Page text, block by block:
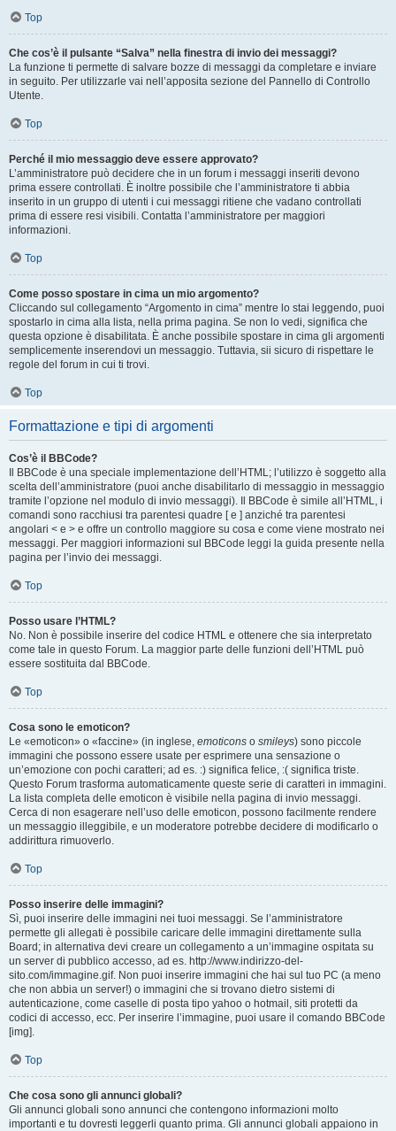
Top
Che cos’è il pulsante “Salva” nella finestra di invio dei messaggi?
La funzione ti permette di salvare bozze di messaggi da completare e inviare
in seguito. Per utilizzarle vai nell’apposita sezione del Pannello di Controllo
Utente.
Top
Perché il mio messaggio deve essere approvato?
L’amministratore può decidere che in un forum i messaggi inseriti devono
prima essere controllati. È inoltre possibile che l’amministratore ti abbia
inserito in un gruppo di utenti i cui messaggi ritiene che vadano controllati
prima di essere resi visibili. Contatta l’amministratore per maggiori
informazioni.
Top
Come posso spostare in cima un mio argomento?
Cliccando sul collegamento “Argomento in cima” mentre lo stai leggendo, puoi
spostarlo in cima alla lista, nella prima pagina. Se non lo vedi, significa che
questa opzione è disabilitata. È anche possibile spostare in cima gli argomenti
semplicemente inserendovi un messaggio. Tuttavia, sii sicuro di rispettare le
regole del forum in cui ti trovi.
Top
Formattazione e tipi di argomenti
Cos’è il BBCode?
Il BBCode è una speciale implementazione dell’HTML; l’utilizzo è soggetto alla
scelta dell’amministratore (puoi anche disabilitarlo di messaggio in messaggio
tramite l’opzione nel modulo di invio messaggi). Il BBCode è simile all’HTML, i
comandi sono racchiusi tra parentesi quadre [ e ] anziché tra parentesi
angolari < e > e offre un controllo maggiore su cosa e come viene mostrato nei
messaggi. Per maggiori informazioni sul BBCode leggi la guida presente nella
pagina per l’invio dei messaggi.
Top
Posso usare l’HTML?
No. Non è possibile inserire del codice HTML e ottenere che sia interpretato
come tale in questo Forum. La maggior parte delle funzioni dell’HTML può
essere sostituita dal BBCode.
Top
Cosa sono le emoticon?
Le «emoticon» o «faccine» (in inglese, emoticons o smileys) sono piccole
immagini che possono essere usate per esprimere una sensazione o
un’emozione con pochi caratteri; ad es. :) significa felice, :( significa triste.
Questo Forum trasforma automaticamente queste serie di caratteri in immagini.
La lista completa delle emoticon è visibile nella pagina di invio messaggi.
Cerca di non esagerare nell’uso delle emoticon, possono facilmente rendere
un messaggio illeggibile, e un moderatore potrebbe decidere di modificarlo o
addirittura rimuoverlo.
Top
Posso inserire delle immagini?
Sì, puoi inserire delle immagini nei tuoi messaggi. Se l’amministratore
permette gli allegati è possibile caricare delle immagini direttamente sulla
Board; in alternativa devi creare un collegamento a un’immagine ospitata su
un server di pubblico accesso, ad es. http://www.indirizzo-del-
sito.com/immagine.gif. Non puoi inserire immagini che hai sul tuo PC (a meno
che non abbia un server!) o immagini che si trovano dietro sistemi di
autenticazione, come caselle di posta tipo yahoo o hotmail, siti protetti da
codici di accesso, ecc. Per inserire l’immagine, puoi usare il comando BBCode
[img].
Top
Che cosa sono gli annunci globali?
Gli annunci globali sono annunci che contengono informazioni molto
importanti e tu dovresti leggerli quanto prima. Gli annunci globali appaiono in